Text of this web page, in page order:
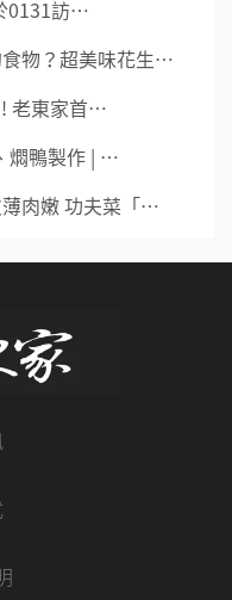
0131訪⋯
食物？超美味花生⋯
! 老東家首⋯
燜鴨製作 | ⋯
薄肉嫩 功夫菜「⋯